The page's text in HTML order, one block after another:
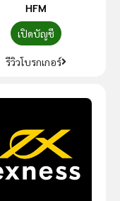
HFM
เปิดบัญชี
รีวิวโบรกเกอร์